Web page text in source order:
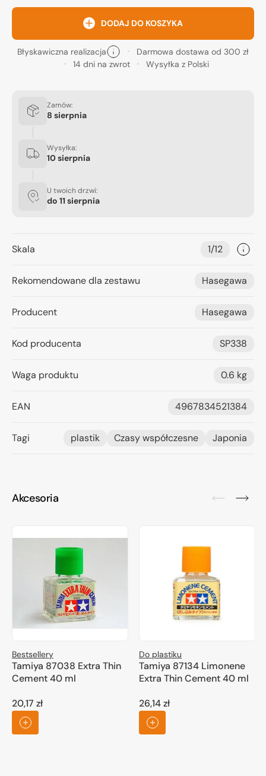
DODAJ DO KOSZYKA
Błyskawiczna realizacja
Darmowa dostawa od 300 zł
14 dni na zwrot
Wysyłka z Polski
Zamów:
8 sierpnia
Wysyłka:
10 sierpnia
U twoich drzwi:
do 11 sierpnia
Skala 1/12
Rekomendowane dla zestawu Hasegawa
Producent Hasegawa
Kod producenta SP338
Waga produktu 0.6 kg
EAN 4967834521384
Tagi plastik Czasy współczesne Japonia
Akcesoria
Bestsellery
Tamiya 87038 Extra Thin
Cement 40 ml
Cena
regularna
20,17 zł
Do plastiku
Tamiya 87134 Limonene
Extra Thin Cement 40 ml
Cena
regularna
26,14 zł